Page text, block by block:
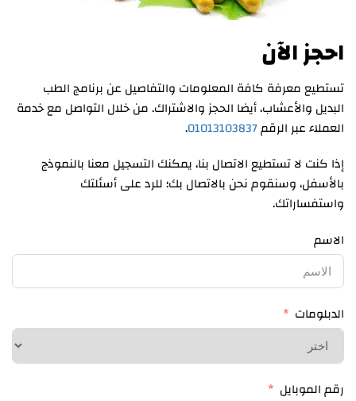
احجز الآن
تستطيع معرفة كافة المعلومات والتفاصيل عن برنامج الطب
البديل والأعشاب، أيضا الحجز والاشتراك. من خلال التواصل مع خدمة
العملاء عبر الرقم01013103837
.
إذا كنت لا تستطيع الاتصال بنا، يمكنك التسجيل معنا بالنموذج
بالأسفل، وسنقوم نحن بالاتصال بك؛ للرد على أسئلتك
واستفساراتك.
الاسم
الدبلومات
رقم الموبايل